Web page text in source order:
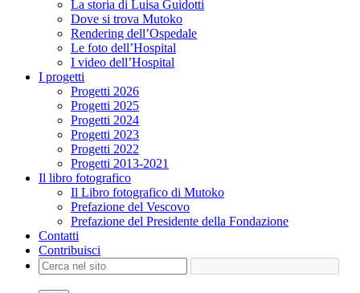
La storia di Luisa Guidotti
Dove si trova Mutoko
Rendering dell’Ospedale
Le foto dell’Hospital
I video dell’Hospital
I progetti
Progetti 2026
Progetti 2025
Progetti 2024
Progetti 2023
Progetti 2022
Progetti 2013-2021
Il libro fotografico
Il Libro fotografico di Mutoko
Prefazione del Vescovo
Prefazione del Presidente della Fondazione
Contatti
Contribuisci